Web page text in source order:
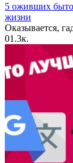
5 оживших
жизни
Оказывается,
01.3к.